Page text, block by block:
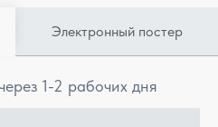
Электронный постер
1-2 рабочих дня